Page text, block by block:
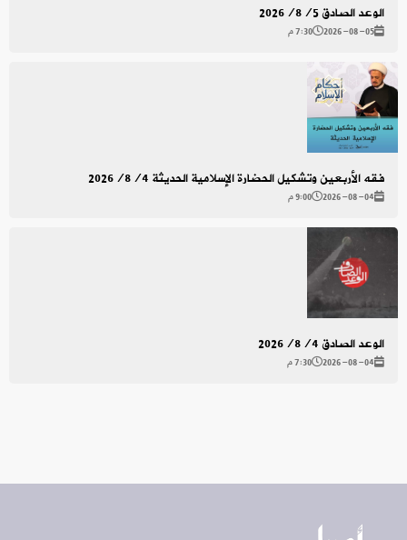
الوعد الصادق 2026/8/5
2026-08-05 7:30 م
فقه الأربعين وتشكيل الحضارة الإسلامية الحديثة 2026/8/4
2026-08-04 9:00 م
الوعد الصادق 2026/8/4
2026-08-04 7:30 م